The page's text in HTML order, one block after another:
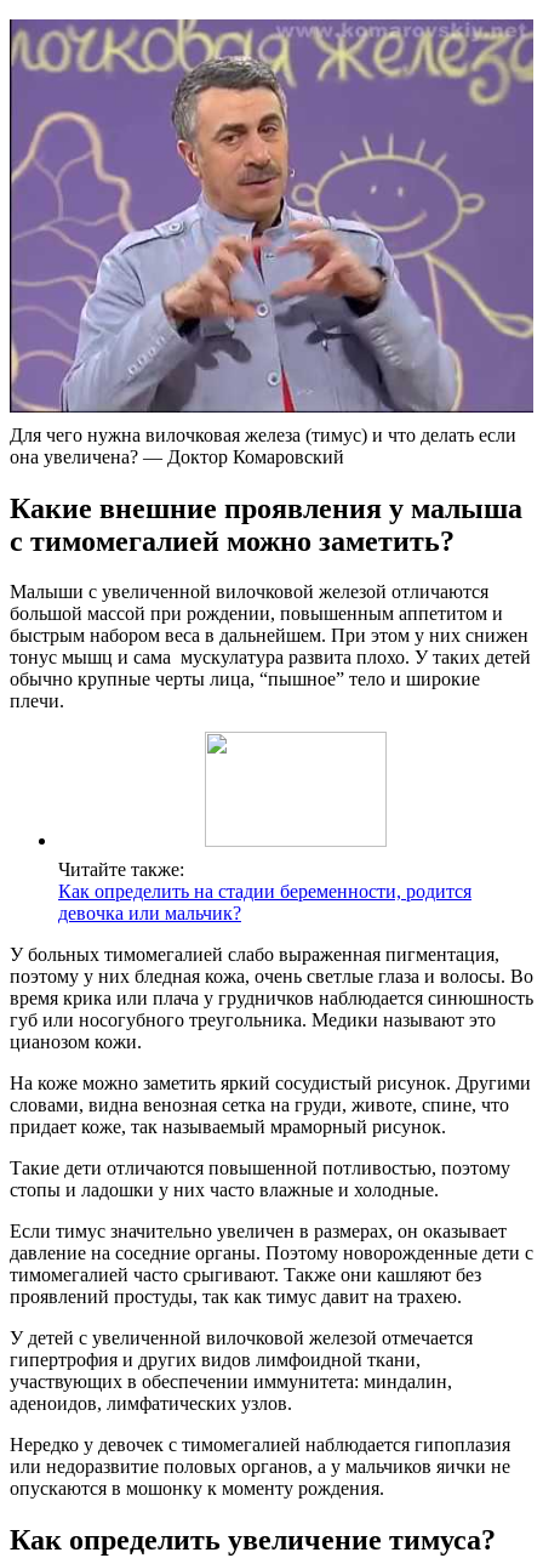
Для чего нужна вилочковая железа (тимус) и что делать если
она увеличена? — Доктор Комаровский
Какие внешние проявления у малыша
с тимомегалией можно заметить?
Малыши с увеличенной вилочковой железой отличаются
большой массой при рождении, повышенным аппетитом и
быстрым набором веса в дальнейшем. При этом у них снижен
тонус мышц и сама мускулатура развита плохо. У таких детей
обычно крупные черты лица, “пышное” тело и широкие
плечи.
Читайте также:
Как определить на стадии беременности, родится
девочка или мальчик?
У больных тимомегалией слабо выраженная пигментация,
поэтому у них бледная кожа, очень светлые глаза и волосы. Во
время крика или плача у грудничков наблюдается синюшность
губ или носогубного треугольника. Медики называют это
цианозом кожи.
На коже можно заметить яркий сосудистый рисунок. Другими
словами, видна венозная сетка на груди, животе, спине, что
придает коже, так называемый мраморный рисунок.
Такие дети отличаются повышенной потливостью, поэтому
стопы и ладошки у них часто влажные и холодные.
Если тимус значительно увеличен в размерах, он оказывает
давление на соседние органы. Поэтому новорожденные дети с
тимомегалией часто срыгивают. Также они кашляют без
проявлений простуды, так как тимус давит на трахею.
У детей с увеличенной вилочковой железой отмечается
гипертрофия и других видов лимфоидной ткани,
участвующих в обеспечении иммунитета: миндалин,
аденоидов, лимфатических узлов.
Нередко у девочек с тимомегалией наблюдается гипоплазия
или недоразвитие половых органов, а у мальчиков яички не
опускаются в мошонку к моменту рождения.
Как определить увеличение тимуса?